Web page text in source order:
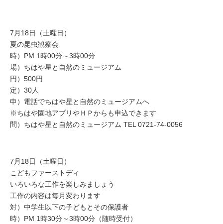
7月18日（土曜日）
夏の昆虫観察会
時）PM 1時00分～3時00分
場）ちはや星と自然のミュージアム
円）500円
定）30人
申）電話でちはや星と自然のミュージアムへ
※ちはや園地アプリやＨＰからも申込できます
問）ちはや星と自然のミュージアム TEL 0721-74-0056
7月18日（土曜日）
こどもファーストディ
いろいろな工作を楽しみましょう
工作の内容は毎月変わります
対）中学生以下の子どもとその保護者
時）PM 1時30分～3時00分（随時受付）